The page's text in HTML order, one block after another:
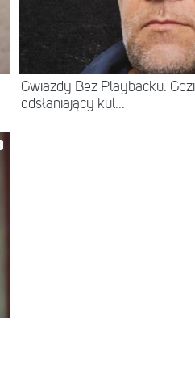
Gwiazdy Bez Playbacku.
odsłaniający kul...